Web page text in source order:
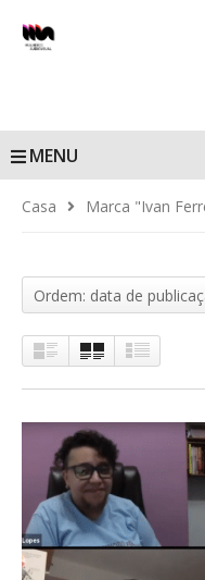
MENU
Casa Marca "Ivan
Ordem: data de